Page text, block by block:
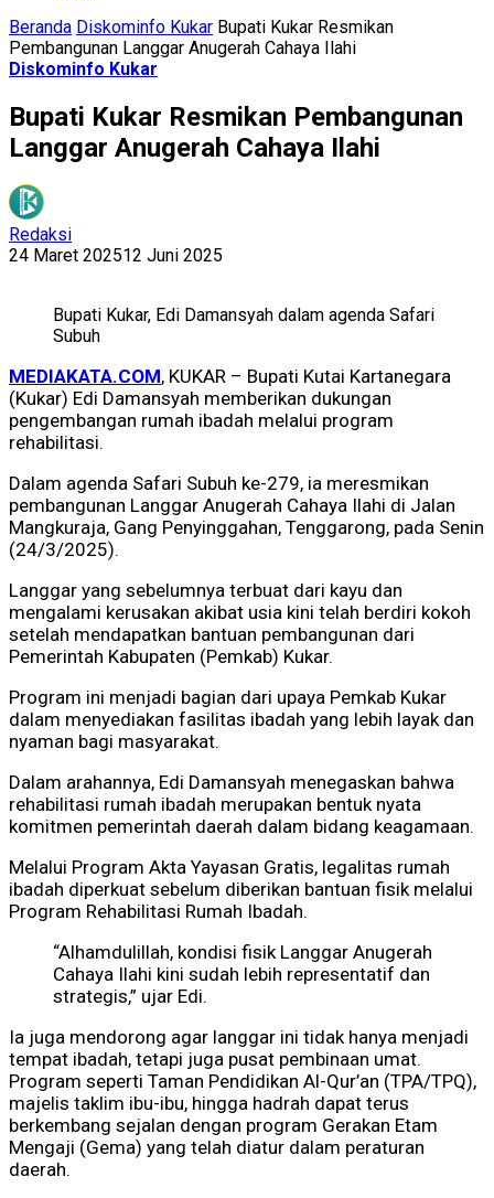
Beranda Diskominfo Kukar Bupati Kukar Resmikan
Pembangunan Langgar Anugerah Cahaya Ilahi
Diskominfo Kukar
Bupati Kukar Resmikan Pembangunan
Langgar Anugerah Cahaya Ilahi
Redaksi
24 Maret 202512 Juni 2025
Bupati Kukar, Edi Damansyah dalam agenda Safari
Subuh
MEDIAKATA.COM, KUKAR – Bupati Kutai Kartanegara
(Kukar) Edi Damansyah memberikan dukungan
pengembangan rumah ibadah melalui program
rehabilitasi.
Dalam agenda Safari Subuh ke-279, ia meresmikan
pembangunan Langgar Anugerah Cahaya Ilahi di Jalan
Mangkuraja, Gang Penyinggahan, Tenggarong, pada Senin
(24/3/2025).
Langgar yang sebelumnya terbuat dari kayu dan
mengalami kerusakan akibat usia kini telah berdiri kokoh
setelah mendapatkan bantuan pembangunan dari
Pemerintah Kabupaten (Pemkab) Kukar.
Program ini menjadi bagian dari upaya Pemkab Kukar
dalam menyediakan fasilitas ibadah yang lebih layak dan
nyaman bagi masyarakat.
Dalam arahannya, Edi Damansyah menegaskan bahwa
rehabilitasi rumah ibadah merupakan bentuk nyata
komitmen pemerintah daerah dalam bidang keagamaan.
Melalui Program Akta Yayasan Gratis, legalitas rumah
ibadah diperkuat sebelum diberikan bantuan fisik melalui
Program Rehabilitasi Rumah Ibadah.
“Alhamdulillah, kondisi fisik Langgar Anugerah
Cahaya Ilahi kini sudah lebih representatif dan
strategis,” ujar Edi.
Ia juga mendorong agar langgar ini tidak hanya menjadi
tempat ibadah, tetapi juga pusat pembinaan umat.
Program seperti Taman Pendidikan Al-Qur’an (TPA/TPQ),
majelis taklim ibu-ibu, hingga hadrah dapat terus
berkembang sejalan dengan program Gerakan Etam
Mengaji (Gema) yang telah diatur dalam peraturan
daerah.